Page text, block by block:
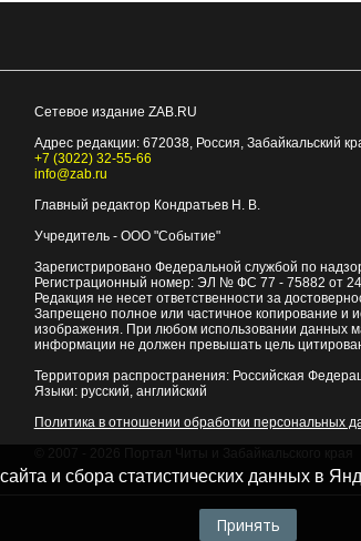
Сетевое издание ZAB.RU
Адрес редакции: 672038, Россия, Забайкальский
+7 (3022) 32-55-66
info@zab.ru
Главный редактор Кондратьев Н. В.
Учредитель - ООО "Событие"
Зарегистрировано Федеральной службой по
Регистрационный номер: ЭЛ № ФС 77 - 75882 от
Редакция не несет ответственности за
Запрещено полное или частичное копирование и
изображения. При любом использовании данных
информации не должен превышать цель
Территория распространения: Российская
Языки: русский, английский
Политика в отношении обработки персональных
и сбора статистических данных в
Принять